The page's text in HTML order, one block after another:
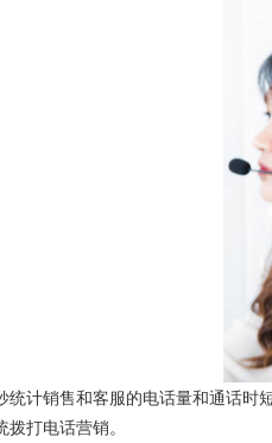
计销售和客服的电话量和通话
打电话营销。